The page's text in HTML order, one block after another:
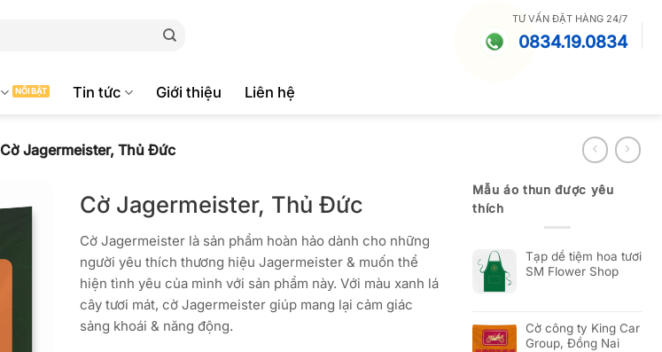
TƯ VẤN ĐẶT HÀNG 24/7
0834.19.0834
Tin tức Giới thiệu Liên hệ
Cờ Jagermeister, Thủ Đức
Cờ Jagermeister, Thủ Đức
Cờ Jagermeister là sản phẩm hoàn hảo dành cho những
người yêu thích thương hiệu Jagermeister & muốn thể
hiện tình yêu của mình với sản phẩm này. Với màu xanh lá
cây tươi mát, cờ Jagermeister giúp mang lại cảm giác
sảng khoái & năng động.
Mẫu áo thun được yêu
thích
Tạp dề tiệm hoa tươi
SM Flower Shop
Cờ công ty King Car
Group, Đồng Nai